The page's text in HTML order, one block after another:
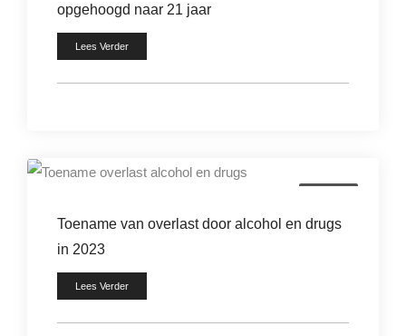
opgehoogd naar 21 jaar
Lees Verder
Toename van overlast door alcohol en drugs
in 2023
Lees Verder